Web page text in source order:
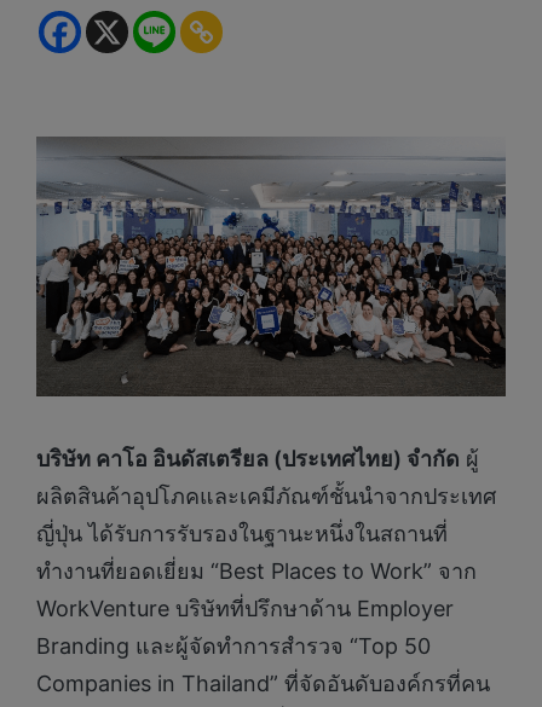
บริษัท คาโอ อินดัสเตรียล (ประเทศไทย) จำกัด ผู้
ผลิตสินค้าอุปโภคและเคมีภัณฑ์ชั้นนำจากประเทศ
ญี่ปุ่น ได้รับการรับรองในฐานะหนึ่งในสถานที่
ทำงานที่ยอดเยี่ยม “Best Places to Work” จาก
WorkVenture บริษัทที่ปรึกษาด้าน Employer
Branding และผู้จัดทำการสำรวจ “Top 50
Companies in Thailand” ที่จัดอันดับองค์กรที่คน